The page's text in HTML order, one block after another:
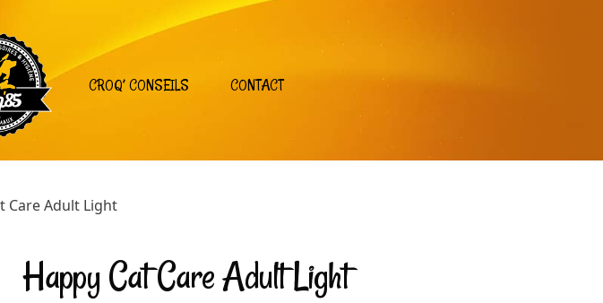
CROQ’ CONSEILS CONTACT
Care Adult Light
Happy Cat Care Adult Light